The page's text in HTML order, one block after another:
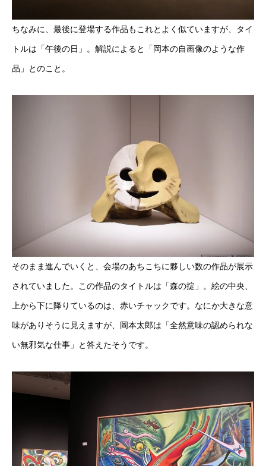
ちなみに、最後に登場する作品もこれとよく似ていますが、タイ
トルは「午後の日」。解説によると「岡本の自画像のような作
品」とのこと。
そのまま進んでいくと、会場のあちこちに夥しい数の作品が展示
されていました。この作品のタイトルは「森の掟」。絵の中央、
上から下に降りているのは、赤いチャックです。なにか大きな意
味がありそうに見えますが、岡本太郎は「全然意味の認められな
い無邪気な仕事」と答えたそうです。